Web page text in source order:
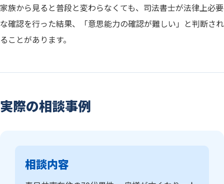
家族から見ると普段と変わらなくても、司法書士が法律上必要
な確認を行った結果、「意思能力の確認が難しい」と判断され
ることがあります。
実際の相談事例
相談内容